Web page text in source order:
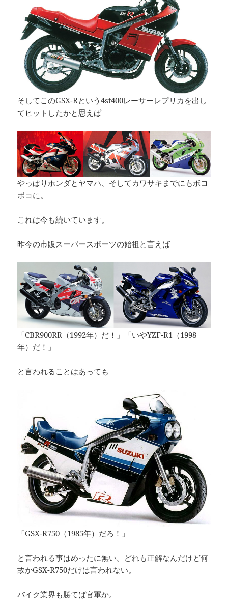
そしてこのGSX-Rという4st400レーサーレプリカを出し
てヒットしたかと思えば
やっぱりホンダとヤマハ、そしてカワサキまでにもボコ
ボコに。
これは今も続いています。
昨今の市販スーパースポーツの始祖と言えば
「CBR900RR（1992年）だ！」「いやYZF-R1（1998
年）だ！」
と言われることはあっても
「GSX-R750（1985年）だろ！」
と言われる事はめったに無い。どれも正解なんだけど何
故かGSX-R750だけは言われない。
バイク業界も勝てば官軍か。